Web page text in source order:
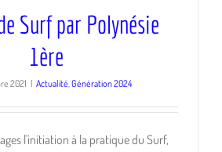
Surf par Polynésie
1ère
2021 | Actualité Génération 2024
l'initiation à la pratique du Surf,